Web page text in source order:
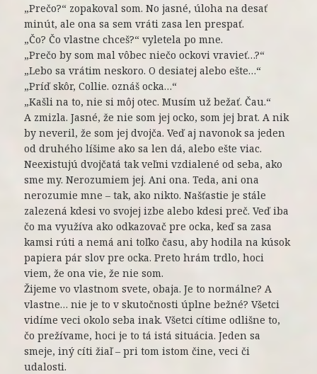
„Prečo?“ zopakoval som. No jasné, úloha na desať
minút, ale ona sa sem vráti zasa len prespať.
„Čo? Čo vlastne chceš?“ vyletela po mne.
„Prečo by som mal vôbec niečo ockovi vravieť…?“
„Lebo sa vrátim neskoro. O desiatej alebo ešte…“
„Príď skôr, Collie. oznáš ocka…“
„Kašli na to, nie si môj otec. Musím už bežať. Čau.“
A zmizla. Jasné, že nie som jej ocko, som jej brat. A nik
by neveril, že som jej dvojča. Veď aj navonok sa jeden
od druhého líšime ako sa len dá, alebo ešte viac.
Neexistujú dvojčatá tak veľmi vzdialené od seba, ako
sme my. Nerozumiem jej. Ani ona. Teda, ani ona
nerozumie mne – tak, ako nikto. Našťastie je stále
zalezená kdesi vo svojej izbe alebo kdesi preč. Veď iba
čo ma využíva ako odkazovač pre ocka, keď sa zasa
kamsi rúti a nemá ani toľko času, aby hodila na kúsok
papiera pár slov pre ocka. Preto hrám trdlo, hoci
viem, že ona vie, že nie som.
Žijeme vo vlastnom svete, obaja. Je to normálne? A
vlastne… nie je to v skutočnosti úplne bežné? Všetci
vidíme veci okolo seba inak. Všetci cítime odlišne to,
čo prežívame, hoci je to tá istá situácia. Jeden sa
smeje, iný cíti žiaľ – pri tom istom čine, veci či
udalosti.